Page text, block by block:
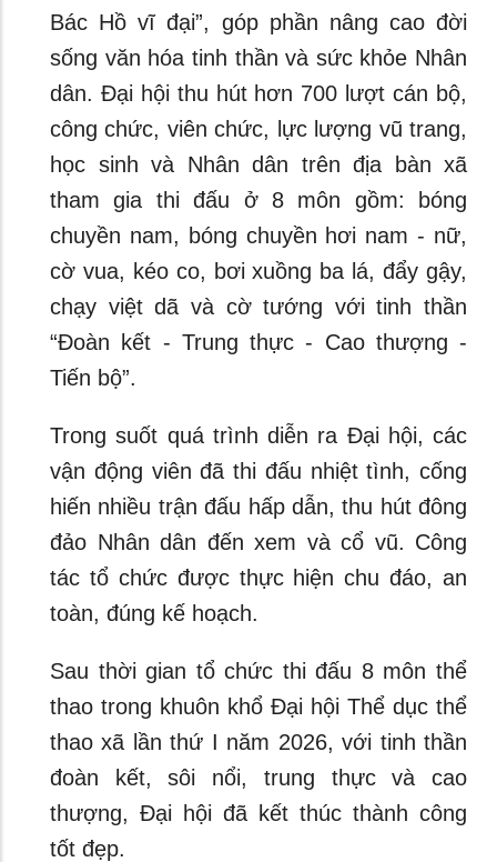
Bác Hồ vĩ đại”, góp phần nâng cao đời
sống văn hóa tinh thần và sức khỏe Nhân
dân. Đại hội thu hút hơn 700 lượt cán bộ,
công chức, viên chức, lực lượng vũ trang,
học sinh và Nhân dân trên địa bàn xã
tham gia thi đấu ở 8 môn gồm: bóng
chuyền nam, bóng chuyền hơi nam - nữ,
cờ vua, kéo co, bơi xuồng ba lá, đẩy gậy,
chạy việt dã và cờ tướng với tinh thần
“Đoàn kết - Trung thực - Cao thượng -
Tiến bộ”.
Trong suốt quá trình diễn ra Đại hội, các
vận động viên đã thi đấu nhiệt tình, cống
hiến nhiều trận đấu hấp dẫn, thu hút đông
đảo Nhân dân đến xem và cổ vũ. Công
tác tổ chức được thực hiện chu đáo, an
toàn, đúng kế hoạch.
Sau thời gian tổ chức thi đấu 8 môn thể
thao trong khuôn khổ Đại hội Thể dục thể
thao xã lần thứ I năm 2026, với tinh thần
đoàn kết, sôi nổi, trung thực và cao
thượng, Đại hội đã kết thúc thành công
tốt đẹp.